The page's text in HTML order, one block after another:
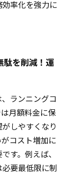
率化を強力に
駄を削減！運
ランニングコ
月額料金に保
しやすくなり
コスト増加に
す。例えば、
要最低限に制